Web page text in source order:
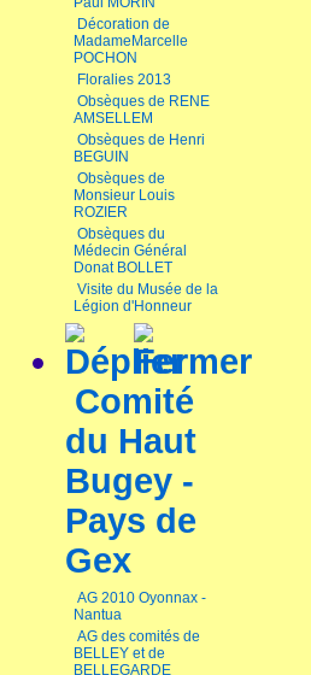
Décoration de
MadameMarcelle
POCHON
Floralies 2013
Obsèques de RENE
AMSELLEM
Obsèques de Henri
BEGUIN
Obsèques de
Monsieur Louis
ROZIER
Obsèques du
Médecin Général
Donat BOLLET
Visite du Musée de la
Légion d'Honneur
Comité
du Haut
Bugey -
Pays de
Gex
AG 2010 Oyonnax -
Nantua
AG des comités de
BELLEY et de
BELLEGARDE